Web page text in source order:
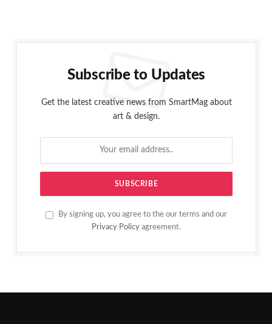
Subscribe to Updates
Get the latest creative news from SmartMag about
art & design.
By signing up, you agree to the our terms and our
Privacy Policy agreement.